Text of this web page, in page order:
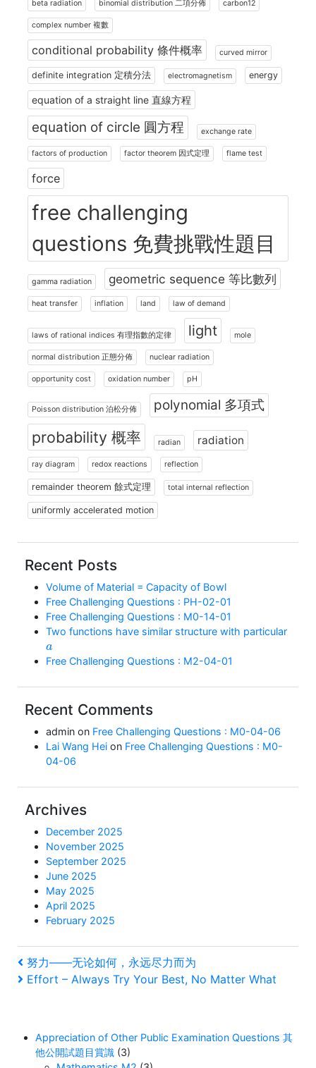
beta radiation binomial distribution 二項分佈 carbon12
complex number 複數
conditional probability 條件概率 curved mirror
definite integration 定積分法 electromagnetism energy
equation of a straight line 直線方程
equation of circle 圓方程 exchange rate
factors of production factor theorem 因式定理 flame test
force
free challenging
questions 免費挑戰性題目
gamma radiation geometric sequence 等比數列
heat transfer inflation land law of demand
laws of rational indices 有理指數的定律 light mole
normal distribution 正態分佈 nuclear radiation
opportunity cost oxidation number pH
Poisson distribution 泊松分佈 polynomial 多項式
probability 概率 radian radiation
ray diagram redox reactions reflection
remainder theorem 餘式定理 total internal reflection
uniformly accelerated motion
Recent Posts
Volume of Material = Capacity of Bowl
Free Challenging Questions : PH-02-01
Free Challenging Questions : M0-14-01
Two functions have similar structure with particular
a
Free Challenging Questions : M2-04-01
Recent Comments
admin on Free Challenging Questions : M0-04-06
Lai Wang Hei on Free Challenging Questions : M0-
04-06
Archives
December 2025
November 2025
September 2025
June 2025
May 2025
April 2025
February 2025
Post
navigation
Previous
Post
努力——无论如何，永远尽力而为
Next
Effort – Always Try Your Best, No Matter What
Appreciation of Other Public Examination Questions 其
他公開試題目賞識 (3)